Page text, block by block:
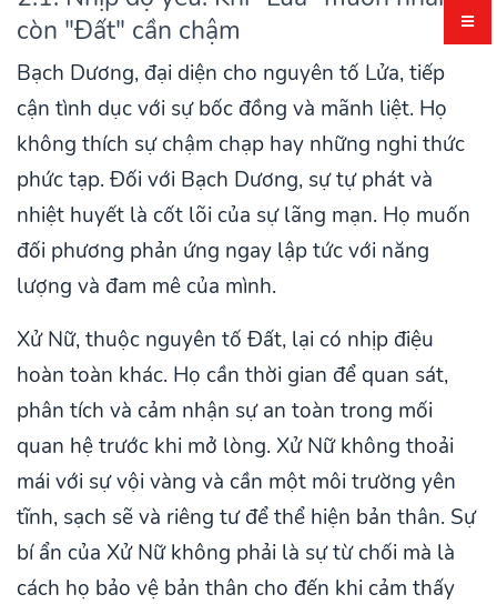
còn "Đất" cần chậm
Bạch Dương, đại diện cho nguyên tố Lửa, tiếp
cận tình dục với sự bốc đồng và mãnh liệt. Họ
không thích sự chậm chạp hay những nghi thức
phức tạp. Đối với Bạch Dương, sự tự phát và
nhiệt huyết là cốt lõi của sự lãng mạn. Họ muốn
đối phương phản ứng ngay lập tức với năng
lượng và đam mê của mình.
Xử Nữ, thuộc nguyên tố Đất, lại có nhịp điệu
hoàn toàn khác. Họ cần thời gian để quan sát,
phân tích và cảm nhận sự an toàn trong mối
quan hệ trước khi mở lòng. Xử Nữ không thoải
mái với sự vội vàng và cần một môi trường yên
tĩnh, sạch sẽ và riêng tư để thể hiện bản thân. Sự
bí ẩn của Xử Nữ không phải là sự từ chối mà là
cách họ bảo vệ bản thân cho đến khi cảm thấy